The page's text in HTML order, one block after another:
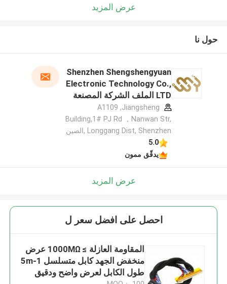
عرض المزيد
حول نا
Shenzhen Shengshengyuan
Electronic Technology Co.,
LTD الملف الشركة المصنعة
A1109 ,Jiangsheng
Building,1# PJ Rd ，Nanwan Str,
Longgang Dist, Shenzhen ,الصين
5.0
يدقّق ممون
عرض المزيد
احصل على افضل سعر ل
المقاومة العازلة ≥ 1000MΩ عرض
منخفض الجهد كابل متسلسل 1-5m
طول الكابل لعرض واضح ودقيق